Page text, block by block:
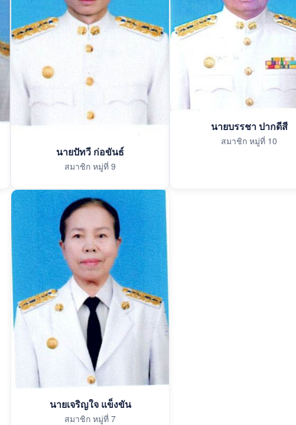
นายปัทวี ก่อขันธ์
สมาชิก หมู่ที่ 9
นายบรรชา ปากดีสี
สมาชิก หมู่ที่ 10
นายเจริญใจ แข็งขัน
สมาชิก หมู่ที่ 7